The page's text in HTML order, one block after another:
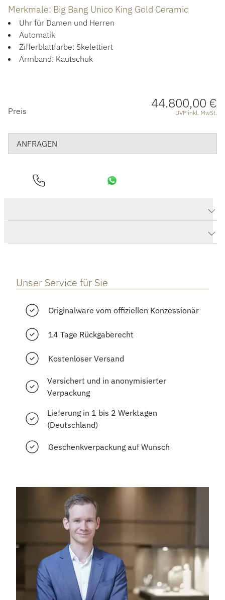
Merkmale: Big Bang Unico King Gold Ceramic
Uhr für Damen und Herren
Automatik
Zifferblattfarbe: Skelettiert
Armband: Kautschuk
PREISINFORMATIONEN
Preis 44.800,00 €
UVP inkl. MwSt.
ANFRAGEN
Unser Service für Sie
Originalware vom offiziellen Konzessionär
14 Tage Rückgaberecht
Kostenloser Versand
Versichert und in anonymisierter
Verpackung
Lieferung in 1 bis 2 Werktagen
(Deutschland)
Geschenkverpackung auf Wunsch